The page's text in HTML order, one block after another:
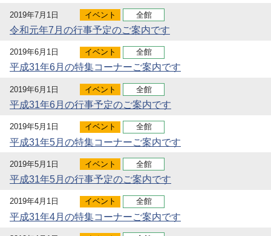
2019年7月1日 イベント 全館
令和元年7月の行事予定のご案内です
2019年6月1日 イベント 全館
平成31年6月の特集コーナーご案内です
2019年6月1日 イベント 全館
平成31年6月の行事予定のご案内です
2019年5月1日 イベント 全館
平成31年5月の特集コーナーご案内です
2019年5月1日 イベント 全館
平成31年5月の行事予定のご案内です
2019年4月1日 イベント 全館
平成31年4月の特集コーナーご案内です